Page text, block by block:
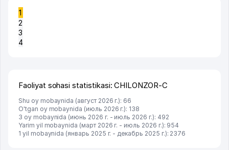
1
2
3
4
Faoliyat sohasi statistikasi: CHILONZOR-C
Shu oy mobaynida (август 2026 г.): 66
O'tgan oy mobaynida (июль 2026 г.): 138
3 oy mobaynida (июнь 2026 г. - июль 2026 г.): 492
Yarim yil mobaynida (март 2026 г. - июль 2026 г.): 954
1 yil mobaynida (январь 2025 г. - декабрь 2025 г.): 2376